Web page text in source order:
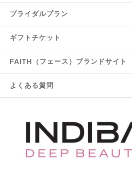
ブライダルプラン
ギフトチケット
FAITH（フェース）ブランドサイト
よくある質問